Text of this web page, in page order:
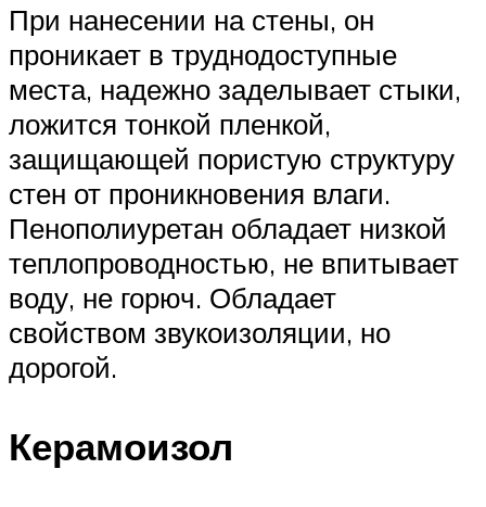
При нанесении на стены, он
проникает в труднодоступные
места, надежно заделывает стыки,
ложится тонкой пленкой,
защищающей пористую структуру
стен от проникновения влаги.
Пенополиуретан обладает низкой
теплопроводностью, не впитывает
воду, не горюч. Обладает
свойством звукоизоляции, но
дорогой.
Керамоизол